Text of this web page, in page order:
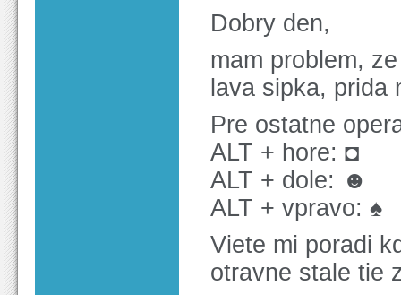
Dobry den,
mam problem,
lava sipka, prida
Pre ostatne
ALT + hore: ◘
ALT + dole: ☻
ALT + vpravo: ♠
Viete mi poradi
otravne stale tie